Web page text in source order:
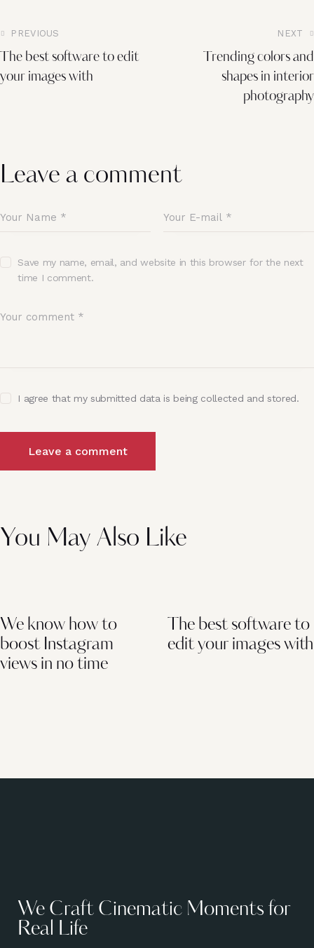
PREVIOUS
The best software to edit
your images with
NEXT
Trending colors and
shapes in interior
photography
Leave a comment
Save my name, email, and website in this browser for the next
time I comment.
I agree that my submitted data is being collected and stored.
You May Also Like
We know how to
boost Instagram
views in no time
The best software to
edit your images with
We Craft Cinematic Moments for
Real Life